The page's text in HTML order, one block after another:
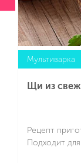
Мультиварка
Щи из
Рецепт
Подходит